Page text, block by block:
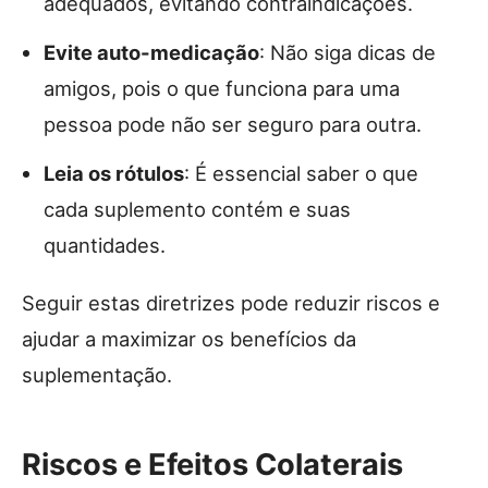
Evite auto-medicação: Não siga dicas de
amigos, pois o que funciona para uma
pessoa pode não ser seguro para outra.
Leia os rótulos: É essencial saber o que
cada suplemento contém e suas
quantidades.
Seguir estas diretrizes pode reduzir riscos e
ajudar a maximizar os benefícios da
suplementação.
Riscos e Efeitos Colaterais